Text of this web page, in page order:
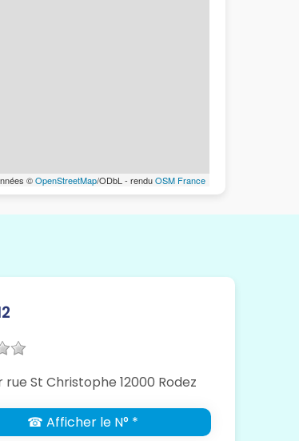
©OpenStreetMap/ODbL - renduOSM France
rue St Christophe 12000 Rodez
☎ Afficher le N° *